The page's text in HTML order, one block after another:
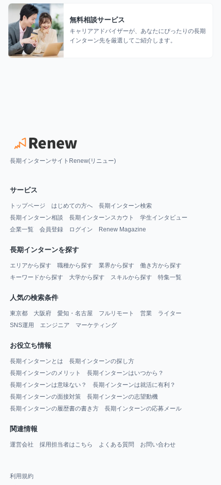
無料相談サービス
キャリアアドバイザーが、あなたにぴったりの長期
インターン先を厳選してご紹介します。
長期インターンサイトRenew(リニュー)
サービス
トップページ はじめての方へ
長期インターン検索
長期インターン相談
長期インターンスカウト
学生インタビュー
企業一覧
会員登録 ログイン Renew Magazine
長期インターンを探す
エリアから探す 職種から探す 業界から探す
働き方から探す
キーワードから探す
大学から探す スキルから探す 特集一覧
人気の検索条件
東京都 大阪府 愛知・名古屋 フルリモート 営業
ライター
SNS運用
エンジニア マーケティング
お役立ち情報
長期インターンとは
長期インターンの探し方
長期インターンのメリット
長期インターンはいつから？
長期インターンは意味ない？
長期インターンは就活に有利？
長期インターンの面接対策
長期インターンの志望動機
長期インターンの履歴書の書き方
長期インターンの応募メール
関連情報
運営会社 採用担当者はこちら よくある質問 お問い合わせ
利用規約